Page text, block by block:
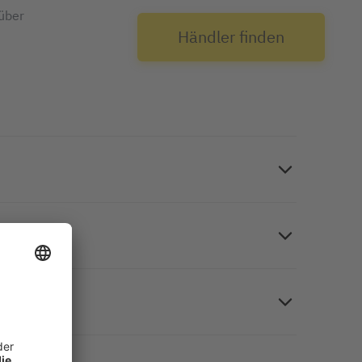
Händler finden
Sie zu jeder Zeit unabhängig vom
Maßen 36 x 28 x 15 cm (B x H x T) für
Ziernähten. Möglichkeit zur individuellen